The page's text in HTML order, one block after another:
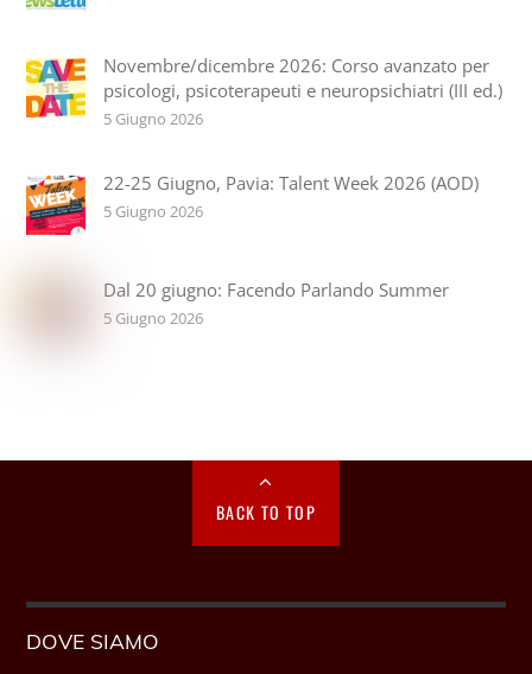
Novembre/dicembre 2026: Corso avanzato per
psicologi, psicoterapeuti e neuropsichiatri (III ed.)
5 Giugno 2026
22-25 Giugno, Pavia: Talent Week 2026 (AOD)
5 Giugno 2026
Dal 20 giugno: Facendo Parlando Summer
5 Giugno 2026
BACK TO TOP
DOVE SIAMO